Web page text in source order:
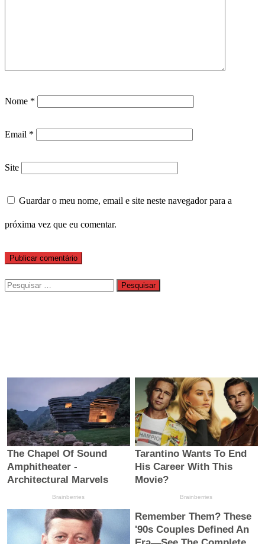
Nome *
Email *
Site
Guardar o meu nome, email e site neste navegador para a
próxima vez que eu comentar.
Pesquisar
por: